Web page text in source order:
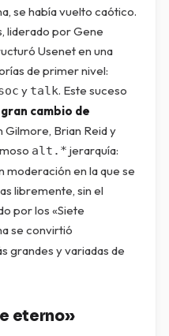
se había vuelto caótico.
liderado por Gene
Usenet en una
de primer nivel:
y talk. Este suceso
gran cambio de
Gilmore, Brian Reid y
alt.* jerarquía:
moderación en la que se
libremente, sin el
por los «Siete
se convirtió
grandes y variadas de
eterno»